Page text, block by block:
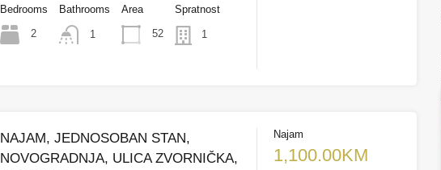
Bedrooms
2
Bathrooms
1
Area
52
Spratnost
1
NAJAM, JEDNOSOBAN STAN,
NOVOGRADNJA, ULICA ZVORNIČKA,
Najam
1,100.00KM